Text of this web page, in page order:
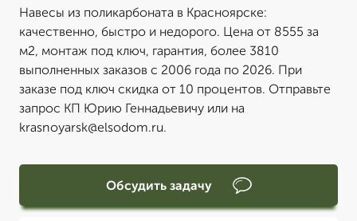
Навесы из поликарбоната в Красноярске:
качественно, быстро и недорого. Цена от 8555 за
м2, монтаж под ключ, гарантия, более 3810
выполненных заказов с 2006 года по 2026. При
заказе под ключ скидка от 10 процентов. Отправьте
запрос КП Юрию Геннадьевичу или на
krasnoyarsk@elsodom.ru.
Обсудить задачу